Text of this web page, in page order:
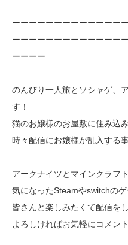
ーーーーーーーーーーーーー
ーーーーーーーーーーーーー
ーーーー
のんびり一人旅とソシャゲ、
す！
猫のお嬢様のお屋敷に住み込
時々配信にお嬢様が乱入する
アークナイツとマインクラフ
気になったSteamやswitchの
皆さんと楽しみたくて配信を
よろしければお気軽にコメン